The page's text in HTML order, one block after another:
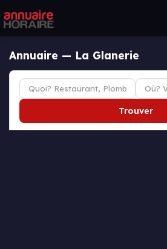
Annuaire — La Glanerie
Trouver